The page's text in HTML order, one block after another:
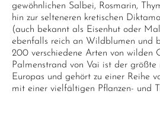
gewöhnlichen Salbei, Rosmarin,
hin zur selteneren kretischen
(auch bekannt als Eisenhut oder
ebenfalls reich an Wildblumen und
200 verschiedene Arten von wilden
Palmenstrand von Vai ist der
Europas und gehört zu einer Reihe
mit einer vielfältigen Pflanzen- und